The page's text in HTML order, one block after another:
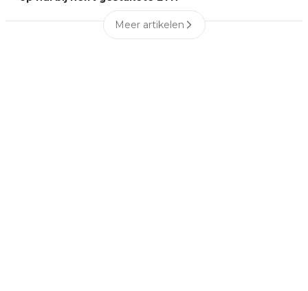
Meer artikelen